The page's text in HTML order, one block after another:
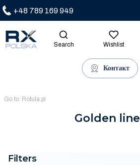
+48 789 169 949
Open search engine
Search Wishlist
Контакт
Go to: Rotula.pl
Golden line
Filters